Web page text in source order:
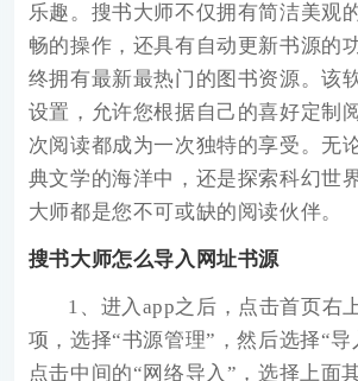
乐趣。搜书大师不仅拥有简洁美观
畅的操作，还具有自动更新书源的
终拥有最新最热门的图书资源。该
设置，允许您根据自己的喜好定制
次阅读都成为一次独特的享受。无
典文学的海洋中，还是探索科幻世
大师都是您不可或缺的阅读伙伴。
搜书大师怎么导入网址书源
1、进入app之后，点击首页右
项，选择“书源管理”，然后选择“
点击中间的“网络导入”，选择上面